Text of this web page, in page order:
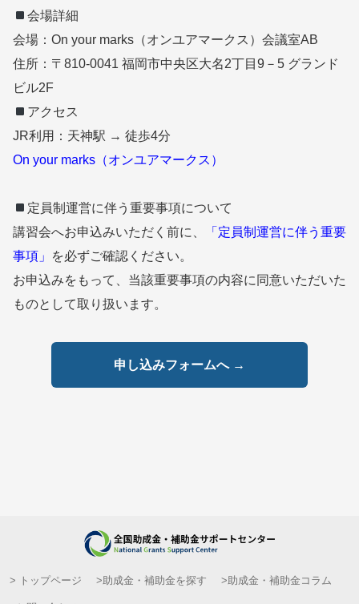
会場詳細
会場：On your marks（オンユアマークス）会議室AB
住所：〒810-0041 福岡市中央区大名2丁目9－5 グランド
ビル2F
アクセス
JR利用：天神駅 → 徒歩4分
On your marks（オンユアマークス）
定員制運営に伴う重要事項について
講習会へお申込みいただく前に、
「定員制運営に伴う重要
事項」
を必ずご確認ください。
お申込みをもって、当該重要事項の内容に同意いただいた
ものとして取り扱います。
申し込みフォームへ →
> トップページ >助成金・補助金を探す >助成金・補助金コラム